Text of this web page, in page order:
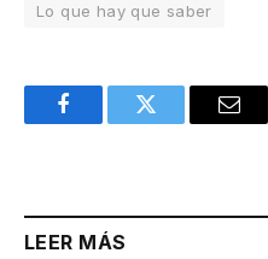
Lo que hay que saber
FacebookTwitter
LEER MÁS